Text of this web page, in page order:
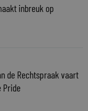
inbreuk op
de Rechtspraak vaart
Pride